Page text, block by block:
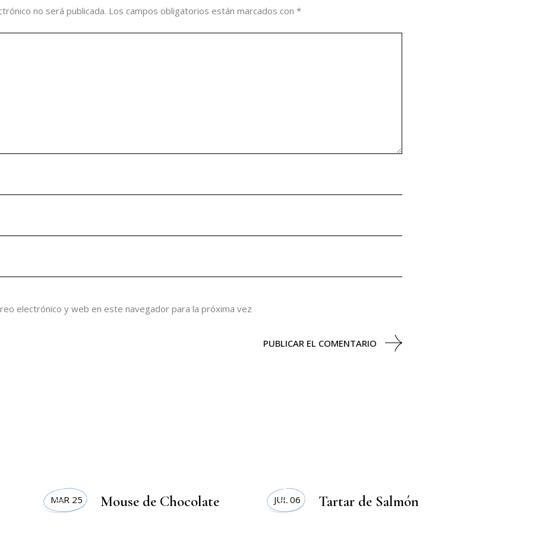
no será publicada. Los campos obligatorios están marcados con *
electrónico y web en este navegador para la próxima vez
PUBLICAR EL COMENTARIO
RECETAS
MAR 25 Mouse de Chocolate RECETAS
JUL 06 Tartar de Salmón